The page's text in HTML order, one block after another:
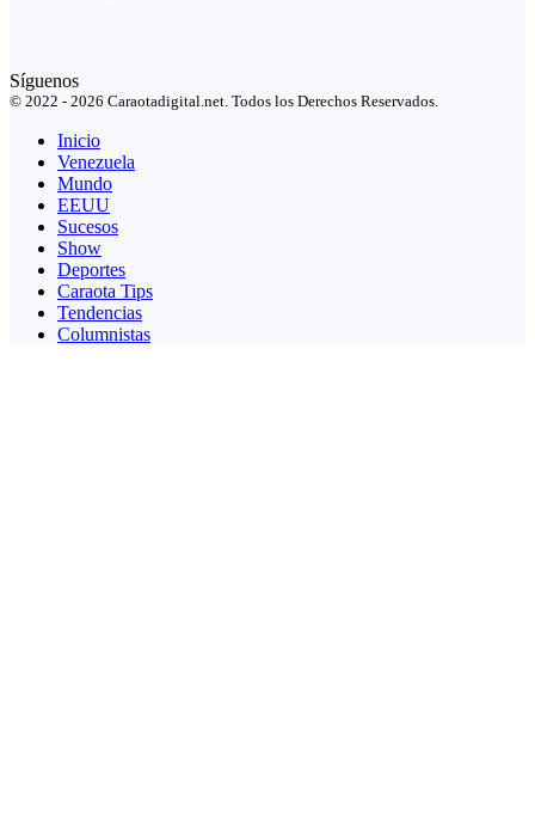
Síguenos
© 2022 - 2026 Caraotadigital.net. Todos los Derechos Reservados.
Inicio
Venezuela
Mundo
EEUU
Sucesos
Show
Deportes
Caraota Tips
Tendencias
Columnistas